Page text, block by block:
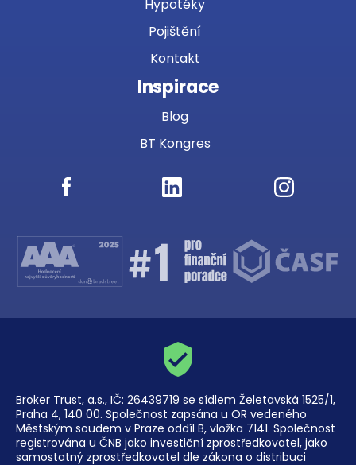
Hypotéky
Pojištění
Kontakt
Inspirace
Blog
BT Kongres
Broker Trust, a.s., IČ: 26439719 se sídlem Želetavská 1525/1,
Praha 4, 140 00. Společnost zapsána u OR vedeného
Městským soudem v Praze oddíl B, vložka 7141. Společnost
registrována u ČNB jako investiční zprostředkovatel, jako
samostatný zprostředkovatel dle zákona o distribuci